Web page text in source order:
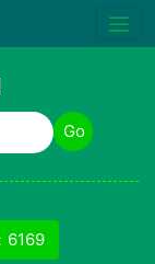
Go
6169